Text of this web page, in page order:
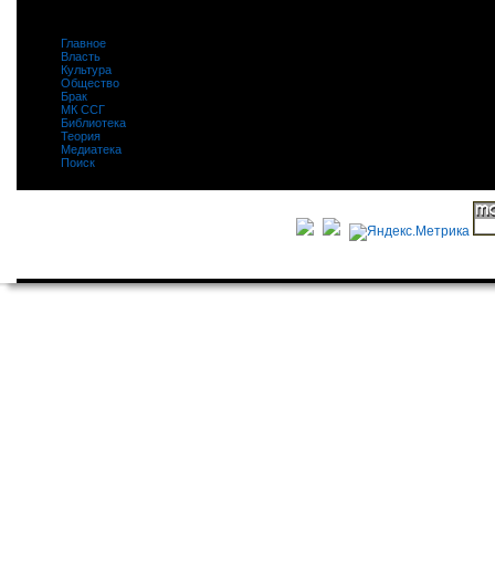
Главное
Власть
Культура
Общество
Брак
МК ССГ
Библиотека
Теория
Медиатека
Поиск